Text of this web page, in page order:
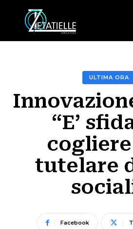
ULTIMA ORA
“E’
tutelare
Facebook